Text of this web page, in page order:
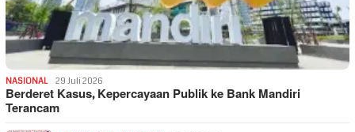
NASIONAL 29 Juli 2026
Berderet Kasus, Kepercayaan Publik ke Bank Mandiri
Terancam